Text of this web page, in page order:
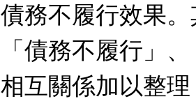
債務不履行效果
「債務不履行」
相互關係加以整